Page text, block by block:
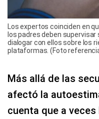
Los expertos coinciden en
los padres deben
dialogar con ellos sobre los
plataformas. (Foto
Más allá de las
afectó la
cuenta que a